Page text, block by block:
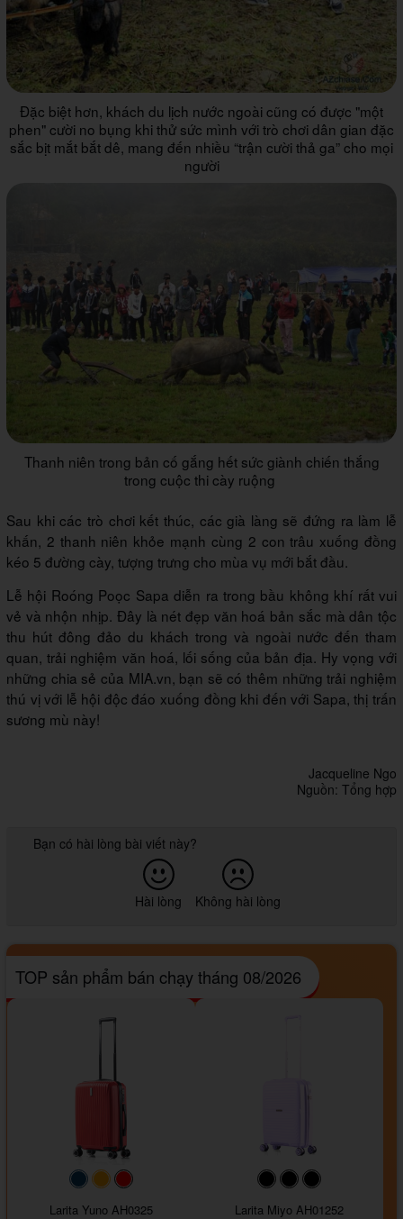
Đặc biệt hơn, khách du lịch nước ngoài cũng có được "một
phen" cười no bụng khi thử sức mình với trò chơi dân gian đặc
sắc bịt mắt bắt dê, mang đến nhiều “trận cười thả ga” cho mọi
người
Thanh niên trong bản cố gắng hết sức giành chiến thắng
trong cuộc thi cày ruộng
Sau khi các trò chơi kết thúc, các già làng sẽ đứng ra làm lễ
khấn, 2 thanh niên khỏe mạnh cùng 2 con trâu xuống đồng
kéo 5 đường cày, tượng trưng cho mùa vụ mới bắt đầu.
Lễ hội Roóng Poọc Sapa diễn ra trong bầu không khí rất vui
vẻ và nhộn nhịp. Đây là nét đẹp văn hoá bản sắc mà dân tộc
thu hút đông đảo du khách trong và ngoài nước đến tham
quan, trải nghiệm văn hoá, lối sống của bản địa. Hy vọng với
những chia sẻ của MIA.vn, bạn sẽ có thêm những trải nghiệm
thú vị với lễ hội độc đáo xuống đồng khi đến với Sapa, thị trấn
sương mù này!
Jacqueline Ngo
Nguồn: Tổng hợp
Bạn có hài lòng bài viết này?
Hài lòng Không hài lòng
TOP sản phẩm bán chạy tháng 08/2026
#093f69#ffa500
Larita Yuno AH0325
#000000#000000
Larita Miyo AH01252